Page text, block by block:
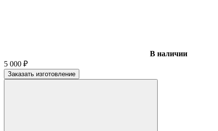
В наличии
5 000 ₽
Заказать изготовление